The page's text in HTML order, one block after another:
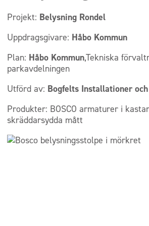
Projekt: Belysning Rondel
Uppdragsgivare: Håbo Kommun
Plan: Håbo Kommun,Tekniska
parkavdelningen
Utförd av: Bogfelts Installationer
Produkter: BOSCO armaturer i
skräddarsydda mått